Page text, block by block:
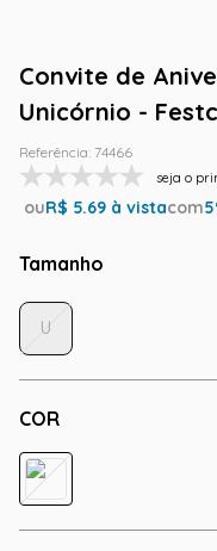
Convite de
Unicórnio -
Referência: 74466
seja o
ouR$ 5.69 à vistacom5
Tamanho
COR
U